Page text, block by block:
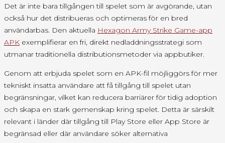
Det är inte bara tillgången till spelet som är avgörande, utan
också hur det distribueras och optimeras för en bred
användarbas. Den aktuella Hexagon Army Strike Game-app
APK exemplifierar en fri, direkt nedladdningsstrategi som
utmanar traditionella distributionsmetoder via appbutiker.
Genom att erbjuda spelet som en APK-fil möjliggörs för mer
tekniskt insatta användare att få tillgång till spelet utan
begränsningar, vilket kan reducera barriärer för tidig adoption
och skapa en stark gemenskap kring spelet. Detta är särskilt
relevant i länder där tillgång till Play Store eller App Store är
begränsad eller där användare söker alternativa